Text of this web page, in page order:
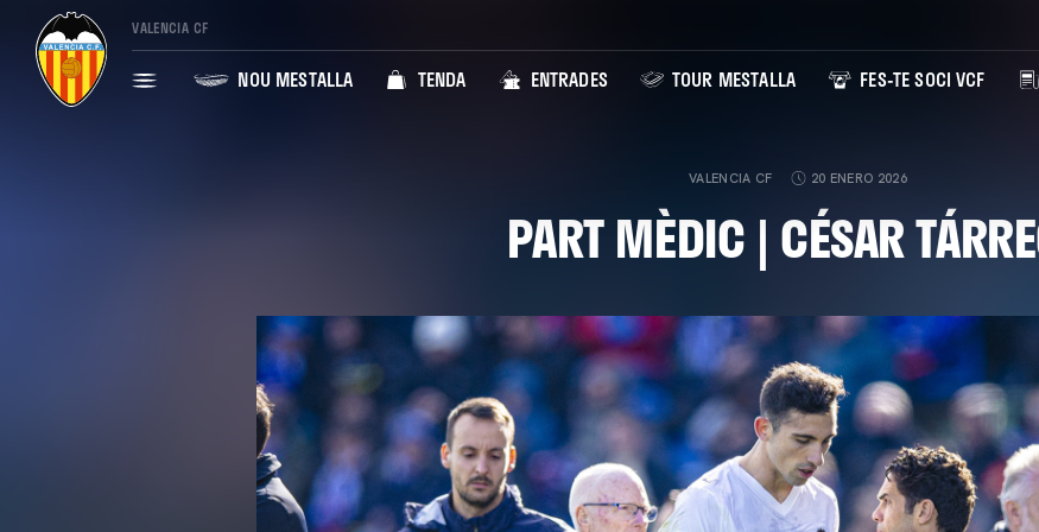
VALENCIA CF
NOU MESTALLA TENDA ENTRADES TOUR MESTALLA FES-TE SOCI VCF
VALENCIA CF 20 ENERO 2026
PART MÈDIC | CÉSAR